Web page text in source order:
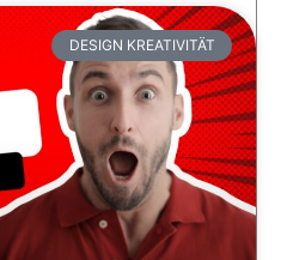
DESIGN KREATIVITÄT